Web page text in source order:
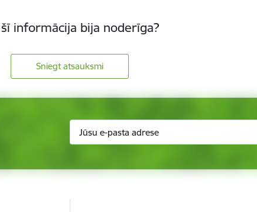
informācija bija noderīga?
Sniegt atsauksmi